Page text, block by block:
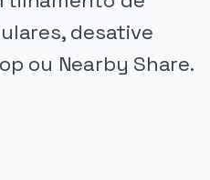
desative
ou Nearby Share.